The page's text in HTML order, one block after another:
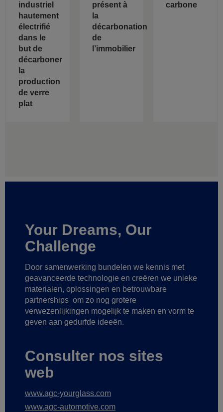
industriel
hautement
électrifié
dans le
but de
décarboner
la
production
de verre
plat
présent à
la
décarbonation
de
l’immobilier
carbone
Your Dreams, Our
Challenge
Door samenwerking bundelen we kennis met
geavanceerde technologie en creëren we unieke
materialen, oplossingen en betrouwbare
partnerships om zo nog grotere
verwezenlijkingen mogelijk te maken en vorm te
geven aan gedurfde ideeën.
Consulter nos sites
web
www.agc-yourglass.com
www.agc-automotive.com